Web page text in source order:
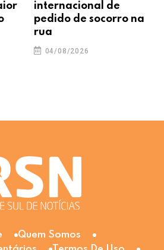
internacional de
pedido de socorro na
rua
04/08/2026
Quem Somos